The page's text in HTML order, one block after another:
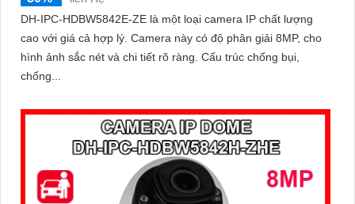
DH-IPC-HDBW5842E-ZE là một loại camera IP chất lượng
cao với giá cả hợp lý. Camera này có độ phân giải 8MP, cho
hình ảnh sắc nét và chi tiết rõ ràng. Cấu trúc chống bụi,
chống...